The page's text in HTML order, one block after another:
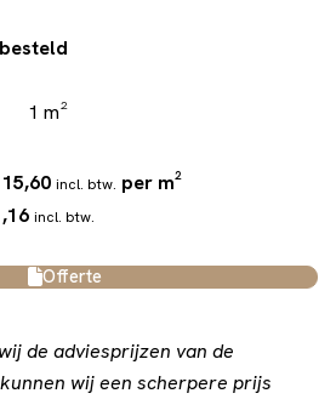
1 m²
incl. btw. per m²
incl. btw.
Offerte
de adviesprijzen van de
wij een scherpere prijs